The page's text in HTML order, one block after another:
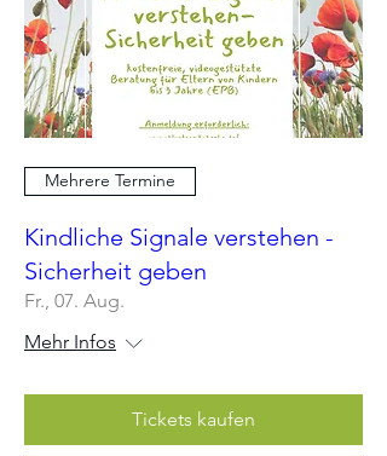
Mehrere Termine
Kindliche Signale verstehen -
Sicherheit geben
Fr., 07. Aug.
Mehr Infos
Tickets kaufen